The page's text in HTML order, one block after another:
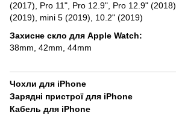
(2017), Pro 11", Pro 12.9", Pro 12.9" (2018)
(2019), mini 5 (2019), 10.2" (2019)
Захисне скло для Apple Watch:
38mm, 42mm, 44mm
Чохли для iPhone
Зарядні пристрої для iPhone
Кабель для iPhone